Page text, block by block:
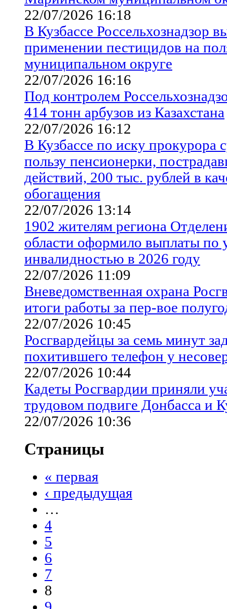
22/07/2026 16:18
В Кузбассе Россельхознадзор
применении пестицидов на
муниципальном округе
22/07/2026 16:16
Под контролем
414 тонн арбузов из Казахстана
22/07/2026 16:12
В Кузбассе по иску прокурора
пользу пенсионерки,
действий, 200 тыс. рублей в
обогащения
22/07/2026 13:14
1902 жителям региона
области оформило выплаты по
инвалидностью в 2026 году
22/07/2026 11:09
Вневедомственная охрана
итоги работы за пер-вое
22/07/2026 10:45
Росгвардейцы за семь минут
похитившего телефон у
22/07/2026 10:44
Кадеты Росгвардии приняли
трудовом подвиге Донбасса и
22/07/2026 10:36
Страницы
« первая
‹ предыдущая
…
4
5
6
7
8